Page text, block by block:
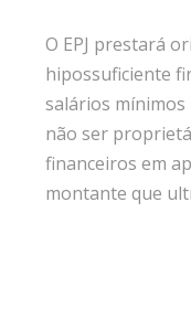
O EPJ prestará
hipossuficiente
salários
não ser
financeiros em
montante que